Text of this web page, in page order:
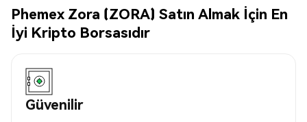
Phemex Zora (ZORA) Satın Almak İçin En
İyi Kripto Borsasıdır
Güvenilir